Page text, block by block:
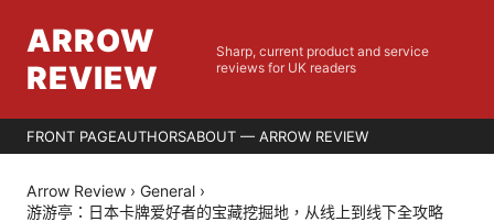
ARROW
REVIEW
Sharp, current product and service
reviews for UK readers
FRONT PAGEAUTHORSABOUT — ARROW REVIEW
Arrow Review › General ›
游游亭：日本卡牌爱好者的宝藏挖掘地，从线上到线下全攻略